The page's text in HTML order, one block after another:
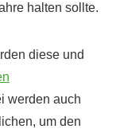
halten sollte.
diese und
werden auch
um den